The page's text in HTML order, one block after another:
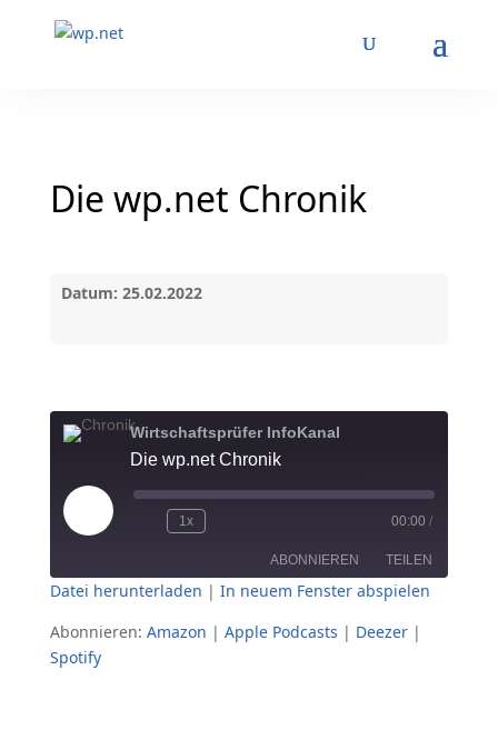
Die wp.net Chronik
Datum: 25.02.2022
Wirtschaftsprüfer InfoKanal
Die wp.net Chronik
Play
Episode
1x 00:00 /
ABONNIEREN TEILEN
Amazon Apple Podcasts
Deezer
TEILEN
LINK
Datei herunterladen | In neuem Fenster abspielen
Abonnieren: Amazon | Apple Podcasts | Deezer|
Spotify